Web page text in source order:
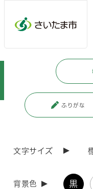
ふりがな
文字サイズ
背景色 黒
観光・スポ
>